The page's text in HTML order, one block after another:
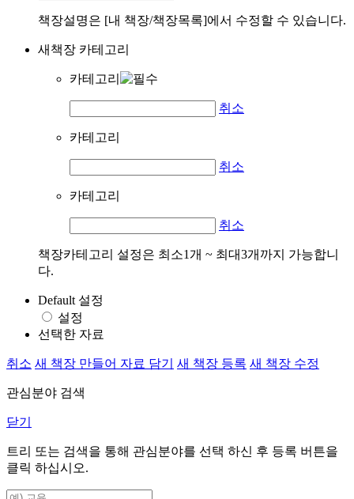
책장설명은 [내 책장/책장목록]에서 수정할 수 있습니다.
새책장 카테고리
카테고리
취소
카테고리
취소
카테고리
취소
책장카테고리 설정은 최소1개 ~ 최대3개까지 가능합니
다.
Default 설정
설정
선택한 자료
취소 새 책장 만들어 자료 담기 새 책장 등록 새 책장 수정
관심분야 검색
닫기
트리 또는 검색을 통해 관심분야를 선택 하신 후 등록 버튼을
클릭 하십시오.